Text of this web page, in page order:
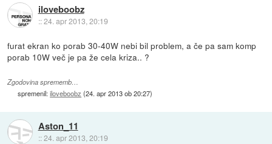
iloveboobz
::24. apr 2013, 20:19
furat ekran ko porab 30-40W nebi bil problem, a če pa sam komp
porab 10W več je pa že cela kriza.. ?
Zgodovina sprememb…
spremenil:iloveboobz (24. apr 2013 ob 20:27)
Aston_11
::24. apr 2013, 20:19